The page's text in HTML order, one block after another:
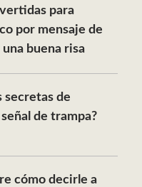
para
por mensaje de
buena risa
secretas de
de trampa?
cómo decirle a